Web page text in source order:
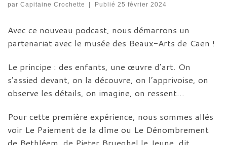
par Capitaine Crochette | Publié 25 février 2024
Avec ce nouveau podcast, nous démarrons un
partenariat avec le musée des Beaux-Arts de Caen !
Le principe : des enfants, une œuvre d’art. On
s’assied devant, on la découvre, on l’apprivoise, on
observe les détails, on imagine, on ressent…
Pour cette première expérience, nous sommes allés
voir Le Paiement de la dîme ou Le Dénombrement
de Bethléem, de Pieter Brueghel le Jeune, dit